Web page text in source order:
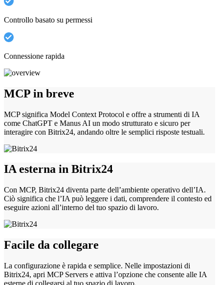
Controllo basato su permessi
Connessione rapida
MCP in breve
MCP significa Model Context Protocol e offre a strumenti di IA
come ChatGPT e Manus AI un modo strutturato e sicuro per
interagire con Bitrix24, andando oltre le semplici risposte testuali.
IA esterna in Bitrix24
Con MCP, Bitrix24 diventa parte dell’ambiente operativo dell’IA.
Ciò significa che l’IA può leggere i dati, comprendere il contesto ed
eseguire azioni all’interno del tuo spazio di lavoro.
Facile da collegare
La configurazione è rapida e semplice. Nelle impostazioni di
Bitrix24, apri MCP Servers e attiva l’opzione che consente alle IA